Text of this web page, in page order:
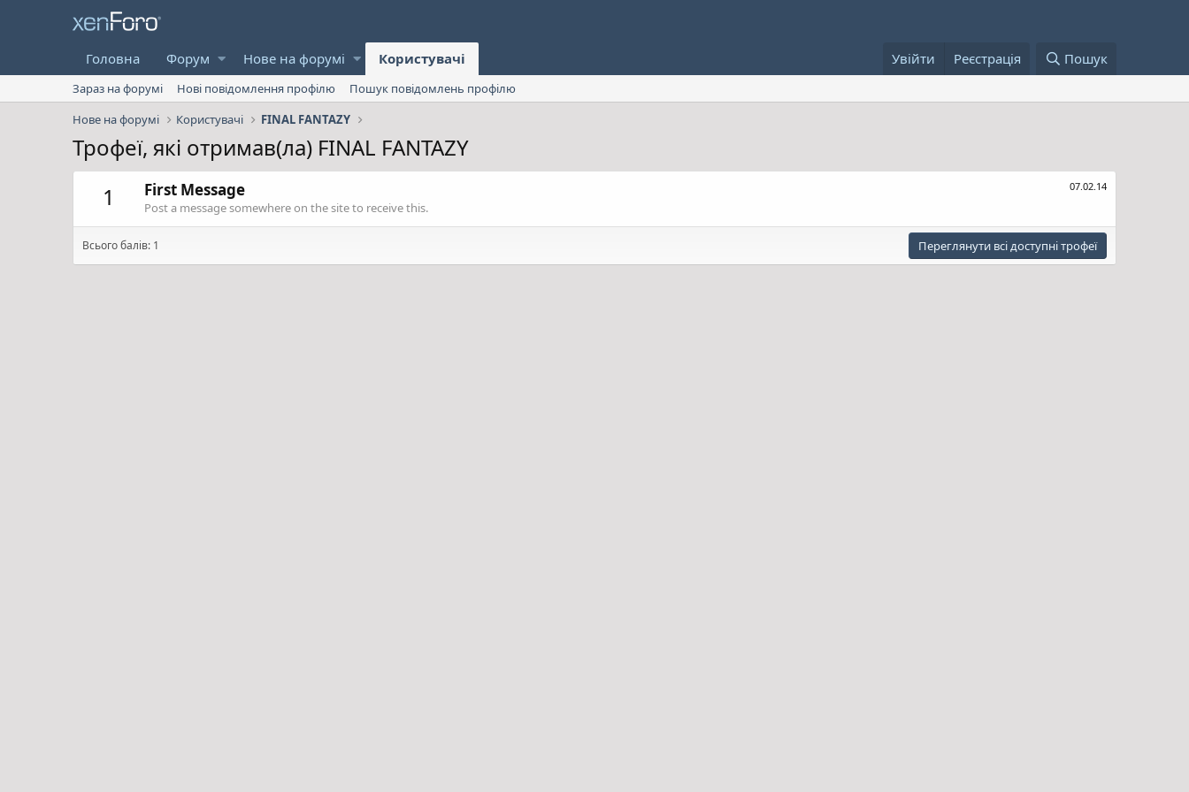
Головна Форум Нове на форумі Користувачі Увійти Реєстрація Пошук
Зараз на форумі Нові повідомлення профілю
Пошук повідомлень профілю
Нове на форумі
Користувачі FINAL FANTAZY
Трофеї, які отримав(ла) FINAL FANTAZY
1
07.02.14
First Message
Post a message somewhere on the site to receive this.
Всього балів: 1 Переглянути всі доступні трофеї